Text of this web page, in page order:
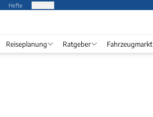
Hefte
Reiseplanung Ratgeber Fahrzeugmarkt